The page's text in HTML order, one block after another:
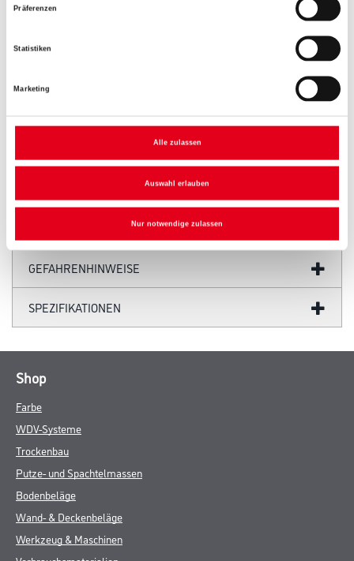
Präferenzen
Statistiken
Marketing
Alle zulassen
Auswahl erlauben
Nur notwendige zulassen
GEFAHRENHINWEISE
SPEZIFIKATIONEN
Shop
Farbe
WDV-Systeme
Trockenbau
Putze- und Spachtelmassen
Bodenbeläge
Wand- & Deckenbeläge
Werkzeug & Maschinen